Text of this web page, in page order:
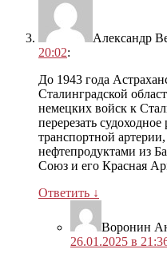
Александр
20:02:
До 1943 года
Сталинградской
немецких войск к
перерезать
транспортной
нефтепродуктами из
Союз и его Красная
Ответить ↓
Воронин
26.01.2025 в